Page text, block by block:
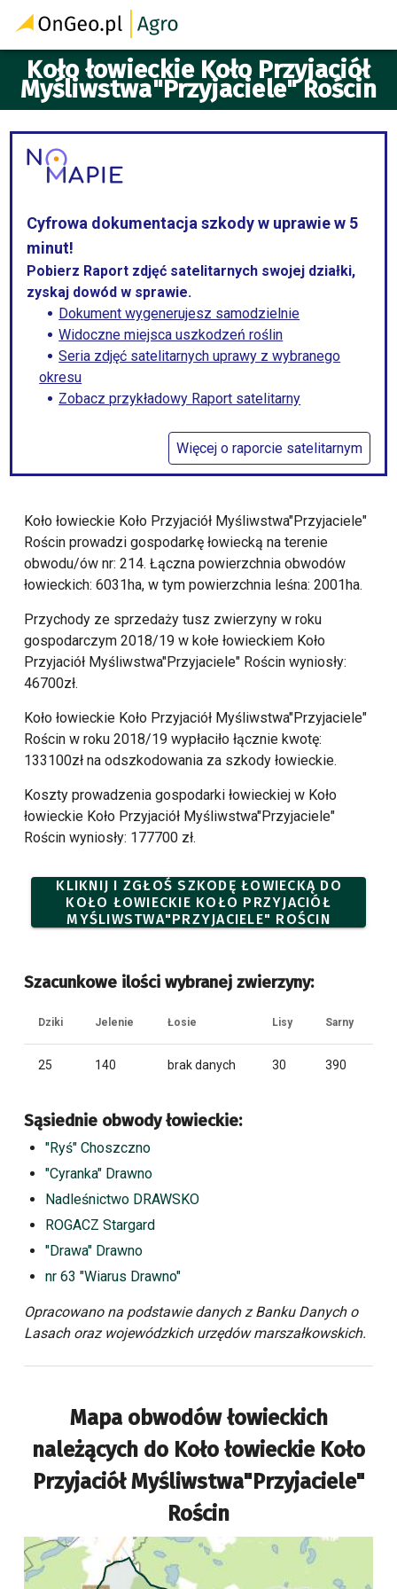
Koło łowieckie Koło Przyjaciół
Myśliwstwa"Przyjaciele" Rościn
Cyfrowa dokumentacja szkody w uprawie w 5
minut!
Pobierz Raport zdjęć satelitarnych swojej działki,
zyskaj dowód w sprawie.
Dokument wygenerujesz samodzielnie
Widoczne miejsca uszkodzeń roślin
Seria zdjęć satelitarnych uprawy z wybranego
okresu
Zobacz przykładowy Raport satelitarny
Więcej o raporcie satelitarnym
Mapa obwodów łowieckich
należących do Koło łowieckie Koło
Przyjaciół Myśliwstwa"Przyjaciele"
Rościn
Koło łowieckie Koło Przyjaciół Myśliwstwa"Przyjaciele"
Rościn prowadzi gospodarkę łowiecką na terenie
obwodu/ów nr: 214. Łączna powierzchnia obwodów
łowieckich: 6031ha, w tym powierzchnia leśna: 2001ha.
Przychody ze sprzedaży tusz zwierzyny w roku
gospodarczym 2018/19 w kołe łowieckiem Koło
Przyjaciół Myśliwstwa"Przyjaciele" Rościn wyniosły:
46700zł.
Koło łowieckie Koło Przyjaciół Myśliwstwa"Przyjaciele"
Rościn w roku 2018/19 wypłaciło łącznie kwotę:
133100zł na odszkodowania za szkody łowieckie.
Koszty prowadzenia gospodarki łowieckiej w Koło
łowieckie Koło Przyjaciół Myśliwstwa"Przyjaciele"
Rościn wyniosły: 177700 zł.
KLIKNIJ I ZGŁOŚ SZKODĘ ŁOWIECKĄ DO
KOŁO ŁOWIECKIE KOŁO PRZYJACIÓŁ
MYŚLIWSTWA"PRZYJACIELE" ROŚCIN
Szacunkowe ilości wybranej zwierzyny:
Dziki Jelenie Łosie Lisy Sarny
25 140 brak danych 30 390
Sąsiednie obwody łowieckie:
"Ryś" Choszczno
"Cyranka" Drawno
Nadleśnictwo DRAWSKO
ROGACZ Stargard
"Drawa" Drawno
nr 63 "Wiarus Drawno"
Opracowano na podstawie danych z Banku Danych o
Lasach oraz wojewódzkich urzędów marszałkowskich.